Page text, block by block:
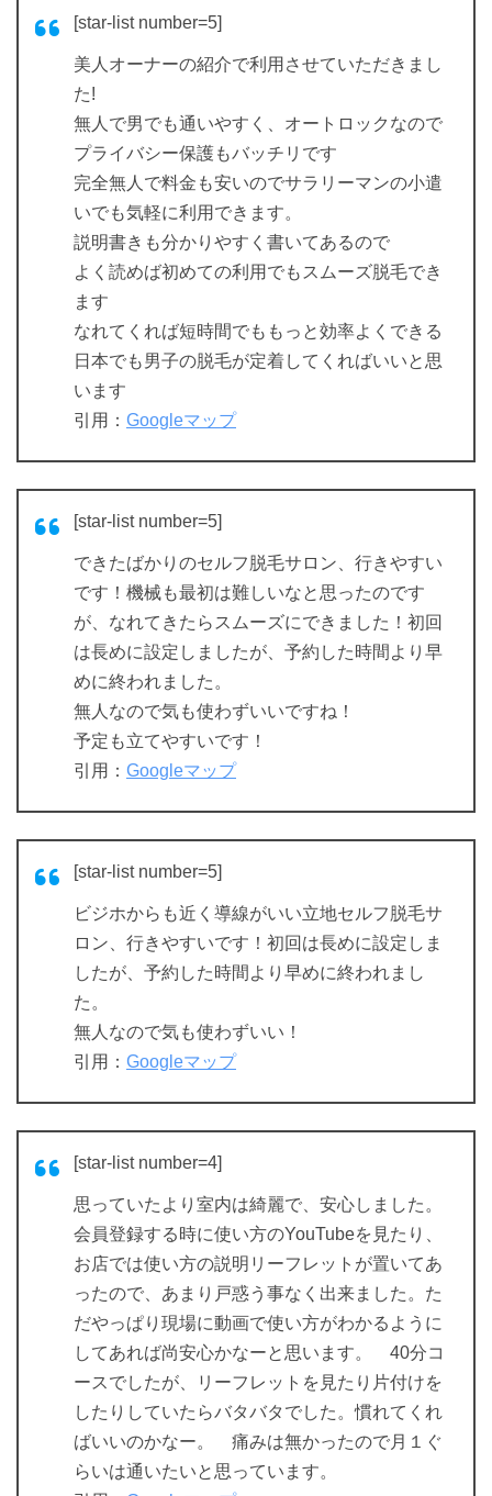
[star-list number=5]
美人オーナーの紹介で利用させていただきまし
た!
無人で男でも通いやすく、オートロックなので
プライバシー保護もバッチリです
完全無人で料金も安いのでサラリーマンの小遣
いでも気軽に利用できます。
説明書きも分かりやすく書いてあるので
よく読めば初めての利用でもスムーズ脱毛でき
ます
なれてくれば短時間でももっと効率よくできる
日本でも男子の脱毛が定着してくればいいと思
います
引用： Googleマップ
[star-list number=5]
できたばかりのセルフ脱毛サロン、行きやすい
です！機械も最初は難しいなと思ったのです
が、なれてきたらスムーズにできました！初回
は長めに設定しましたが、予約した時間より早
めに終われました。
無人なので気も使わずいいですね！
予定も立てやすいです！
引用： Googleマップ
[star-list number=5]
ビジホからも近く導線がいい立地セルフ脱毛サ
ロン、行きやすいです！初回は長めに設定しま
したが、予約した時間より早めに終われまし
た。
無人なので気も使わずいい！
引用： Googleマップ
[star-list number=4]
思っていたより室内は綺麗で、安心しました。
会員登録する時に使い方のYouTubeを見たり、
お店では使い方の説明リーフレットが置いてあ
ったので、あまり戸惑う事なく出来ました。た
だやっぱり現場に動画で使い方がわかるように
してあれば尚安心かなーと思います。 40分コ
ースでしたが、リーフレットを見たり片付けを
したりしていたらバタバタでした。慣れてくれ
ばいいのかなー。 痛みは無かったので月１ぐ
らいは通いたいと思っています。